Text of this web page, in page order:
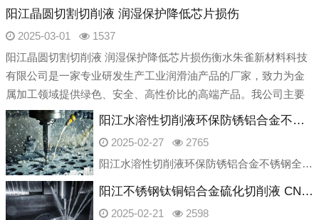
阳江晶圆切割切削液 润湿保护降低芯片损伤
2025-03-01
1537
阳江晶圆切割切削液 润湿保护降低芯片损伤衡水朱雀新材料科技
有限公司是一家专业研发生产工业润滑油产品的厂家，致力为金
属加工领域提供绿色、安全、高性价比的高端产品。我公司主要
产品产品包含：切削液、乳化油、磨削
阳江水溶性切削液环保防锈铝合金不锈钢全合成车床冷却液
2025-02-27
2765
阳江水溶性切削液环保防锈铝合金不锈钢全合成车床冷却液衡水朱雀新材料科技有限公司是一家专业研发生产工业润滑油产品的厂家，致力为金属加工领域提供绿色、安全、高性价比的高端产品。我公司主要产品产品包含：切削液、
阳江不锈钢钛铜铝合金硫化切削液 CNC加工中心车床 全合成 磨削油厂家
2025-02-21
2598